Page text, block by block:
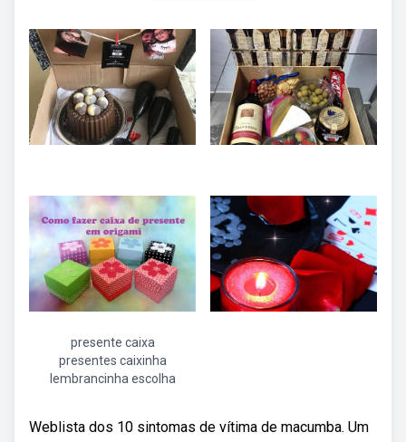
presente caixa
presentes caixinha
lembrancinha escolha
Weblista dos 10 sintomas de vítima de macumba. Um